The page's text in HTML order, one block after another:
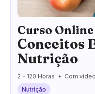
Curso
Conceitos
Nutrição
2 - 120 Horas
Com vídeo
Nutrição